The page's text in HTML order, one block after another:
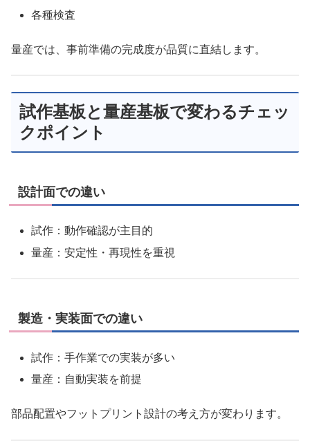
各種検査
量産では、事前準備の完成度が品質に直結します。
試作基板と量産基板で変わるチェッ
クポイント
設計面での違い
試作：動作確認が主目的
量産：安定性・再現性を重視
製造・実装面での違い
試作：手作業での実装が多い
量産：自動実装を前提
部品配置やフットプリント設計の考え方が変わります。